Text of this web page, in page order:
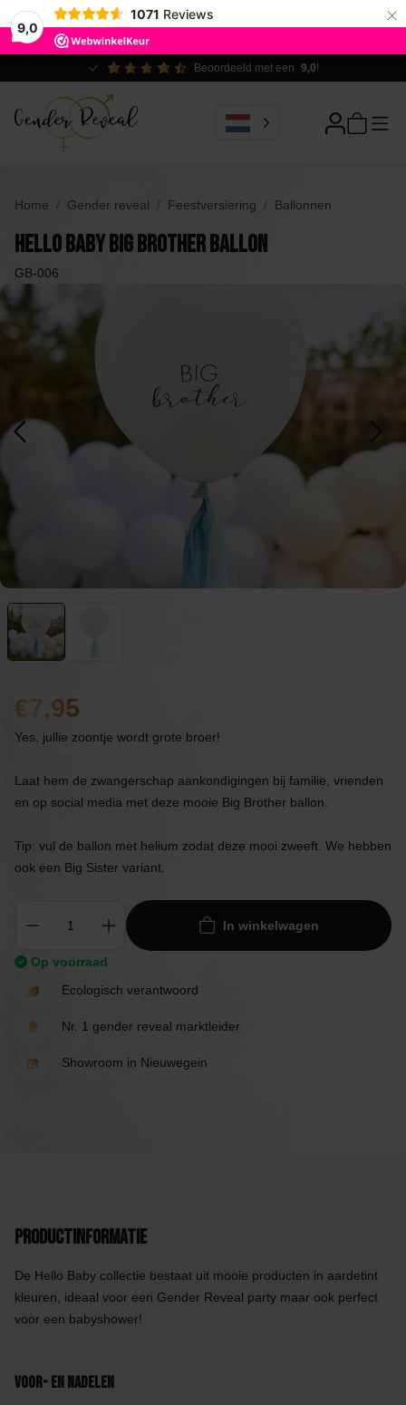
9,0
1071 Reviews ×
Ecologisch verantwoord
Home Gender reveal Feestversiering Ballonnen
Hello Baby Big Brother Ballon
GB-006
7,95
Yes, jullie zoontje wordt grote broer!
Laat hem de zwangerschap aankondigingen bij familie, vrienden
en op social media met deze mooie Big Brother ballon.
Tip: vul de ballon met helium zodat deze mooi zweeft. We hebben
ook een Big Sister variant.
In winkelwagen
Op voorraad
Ecologisch verantwoord
Nr. 1 gender reveal marktleider
Showroom in Nieuwegein
Productinformatie
De Hello Baby collectie bestaat uit mooie producten in aardetint
kleuren, ideaal voor een Gender Reveal party maar ook perfect
voor een babyshower!
Voor- en nadelen